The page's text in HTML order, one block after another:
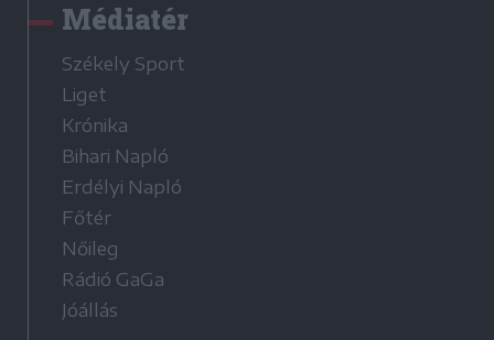
Médiatér
Székely Sport
Liget
Krónika
Bihari Napló
Erdélyi Napló
Főtér
Nőileg
Rádió GaGa
Jóállás